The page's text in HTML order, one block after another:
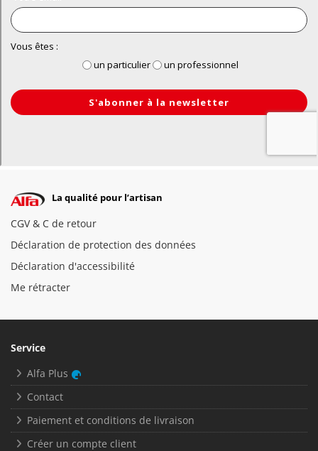
La qualité pour l’artisan
CGV & C de retour
Déclaration de protection des données
Déclaration d'accessibilité
Me rétracter
Service
Alfa Plus
Contact
Paiement et conditions de livraison
Créer un compte client